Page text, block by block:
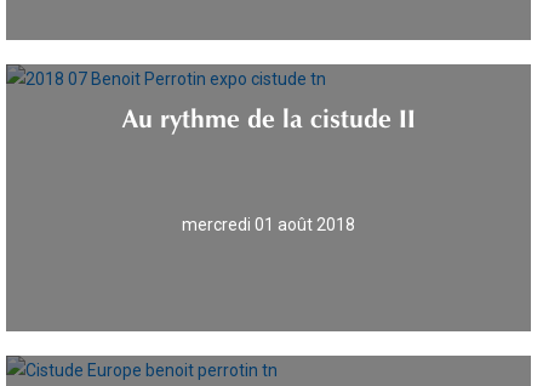
Au rythme de la cistude II
mercredi 01 août 2018